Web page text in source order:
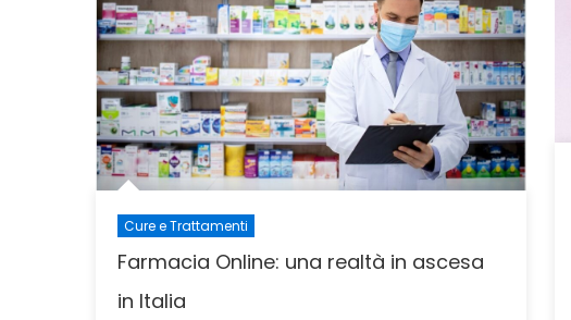
Cure e Trattamenti
Farmacia Online: una realtà in ascesa
in Italia